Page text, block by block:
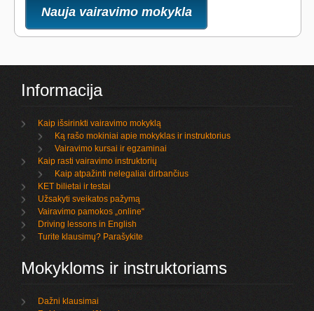
Nauja vairavimo mokykla
Informacija
Kaip išsirinkti vairavimo mokyklą
Ką rašo mokiniai apie mokyklas ir instruktorius
Vairavimo kursai ir egzaminai
Kaip rasti vairavimo instruktorių
Kaip atpažinti nelegaliai dirbančius
KET bilietai ir testai
Užsakyti sveikatos pažymą
Vairavimo pamokos „online“
Driving lessons in English
Turite klausimų? Parašykite
Mokykloms ir instruktoriams
Dažni klausimai